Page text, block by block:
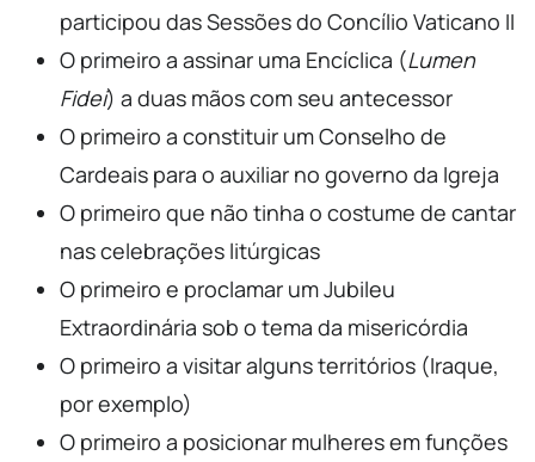
participou das Sessões do Concílio Vaticano II
O primeiro a assinar uma Encíclica (Lumen
Fidei) a duas mãos com seu antecessor
O primeiro a constituir um Conselho de
Cardeais para o auxiliar no governo da Igreja
O primeiro que não tinha o costume de cantar
nas celebrações litúrgicas
O primeiro e proclamar um Jubileu
Extraordinária sob o tema da misericórdia
O primeiro a visitar alguns territórios (Iraque,
por exemplo)
O primeiro a posicionar mulheres em funções